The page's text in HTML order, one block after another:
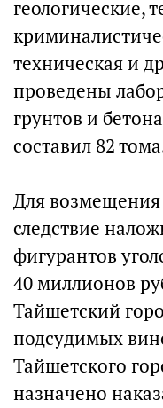
геологические,
техническая и
проведены
грунтов и
составил 82
Для
следствие
фигурантов
40 миллионов
Тайшетский
подсудимых
Тайшетского
назначено